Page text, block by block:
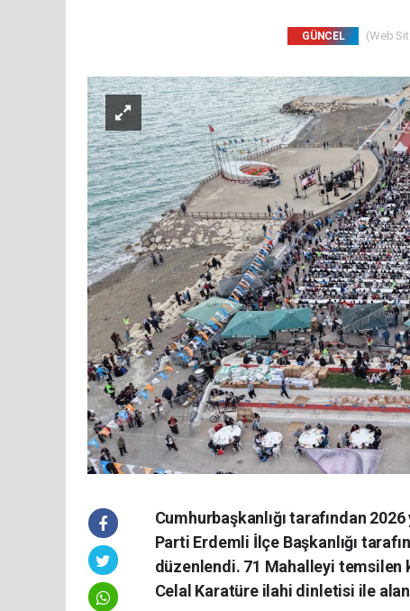
GÜNCEL (Web
Cumhurbaşkanlığı tarafından
Parti Erdemli İlçe Başkanlığı
düzenlendi. 71 Mahalleyi
Celal Karatüre ilahi dinletisi ile